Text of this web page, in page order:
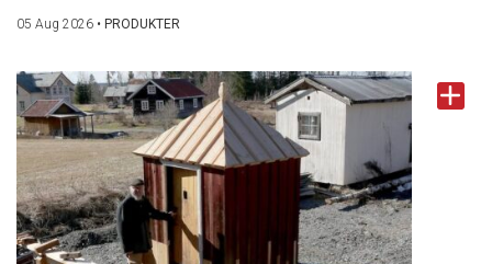
05 Aug 2026 • PRODUKTER